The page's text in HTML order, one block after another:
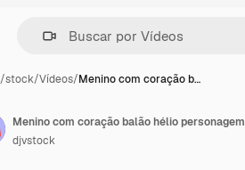
/stock/Vídeos/Menino com coração b…
Menino com coração balão hélio personagem
djvstock